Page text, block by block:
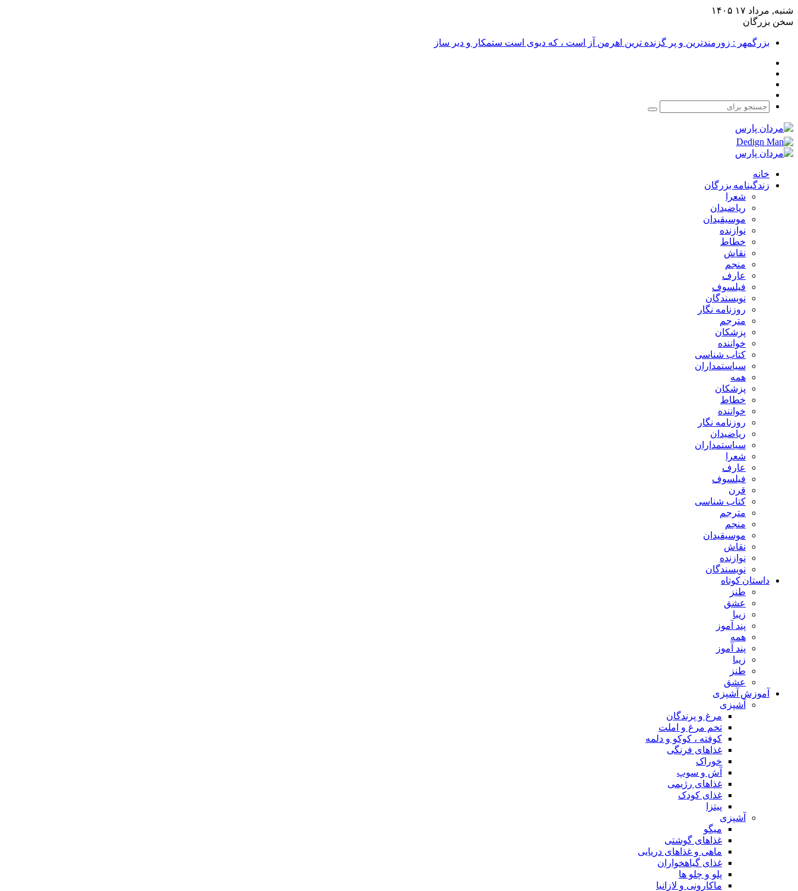
شنبه, مرداد ۱۷ ۱۴۰۵
سخن بزرگان
بزرگمهر : زورمندترین و پر گزنده ترین اهرمن آز است ، که دیوی است ستمکار و دیر ساز
جستجو
خانه
زندگینامه بزرگان
شعرا
ریاضیدان
موسیقیدان
نوازنده
خطاط
نقاش
منجم
عارف
فیلسوف
نویسندگان
روزنامه نگار
مترجم
پزشکان
خواننده
کتاب شناسی
سیاستمداران
همه
پزشکان
خطاط
خواننده
روزنامه نگار
ریاضیدان
سیاستمداران
شعرا
عارف
فیلسوف
قرن
کتاب شناسی
مترجم
منجم
موسیقیدان
نقاش
نوازنده
نویسندگان
داستان کوتاه
طنز
عشق
زیبا
پند آموز
همه
پند آموز
زیبا
طنز
عشق
آموزش آشپزی
آشپزی
مرغ و پرندگان
تخم مرغ و املت
کوفته ، کوکو و دلمه
غذاهای فرنگی
خوراک
آش و سوپ
غذاهای رژیمی
غذای کودک
پیتزا
آشپزی
میگو
غذاهای گوشتی
ماهی و غذاهای دریایی
غذای گیاهخواران
پلو و چلو ها
ماکارونی و لازانیا